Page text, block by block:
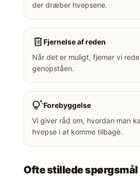
der dræber hvepsene.
deleteFjernelse af reden
Når det er muligt, fjerner vi
genopståen.
tips_and_updatesForebyggelse
Vi giver råd om, hvordan man
hvepse i at komme tilbage.
Ofte stillede spørgsmål